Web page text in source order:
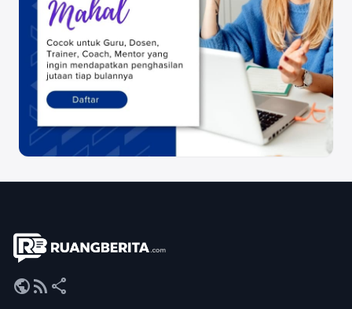
publicrss_feed share